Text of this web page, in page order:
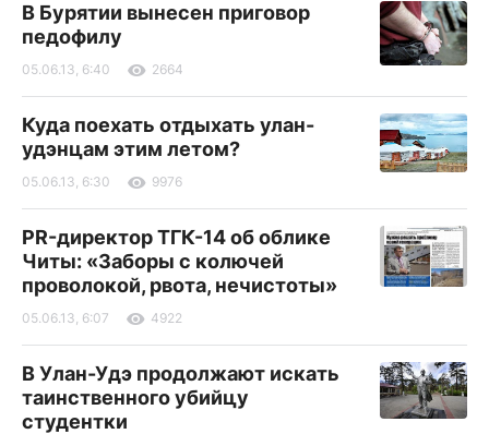
В Бурятии вынесен приговор
педофилу
05.06.13, 6:40 2664
Куда поехать отдыхать улан-
удэнцам этим летом?
05.06.13, 6:30 9976
PR-директор ТГК-14 об облике
Читы: «Заборы с колючей
проволокой, рвота, нечистоты»
05.06.13, 6:07 4922
В Улан-Удэ продолжают искать
таинственного убийцу
студентки